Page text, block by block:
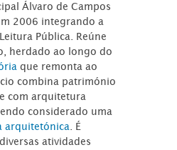
Álvaro de Campos
2006 integrando a
Pública. Reúne
herdado ao longo do
que remonta ao
combina património
com arquitetura
considerado uma
arquitetónica . É
atividades